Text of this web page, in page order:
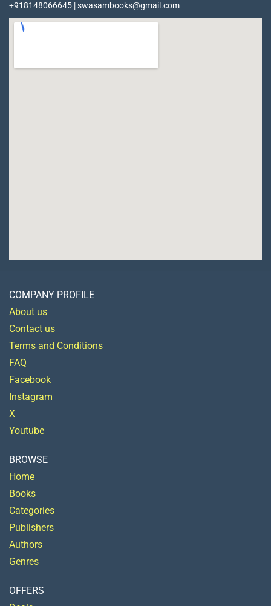
+918148066645 | swasambooks@gmail.com
COMPANY PROFILE
About us
Contact us
Terms and Conditions
FAQ
Facebook
Instagram
X
Youtube
BROWSE
Home
Books
Categories
Publishers
Authors
Genres
OFFERS